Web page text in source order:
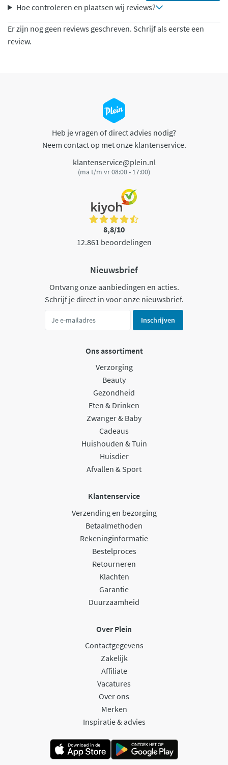
Hoe controleren en plaatsen wij reviews?
Er zijn nog geen reviews geschreven. Schrijf als eerste een
review.
Heb je vragen of direct advies nodig?
Neem contact op met onze klantenservice.
klantenservice@plein.nl
(ma t/m vr 08:00 - 17:00)
8,8/10
12.861 beoordelingen
Nieuwsbrief
Ontvang onze aanbiedingen en acties.
Schrijf je direct in voor onze nieuwsbrief.
Inschrijven
Ons assortiment
Verzorging
Beauty
Gezondheid
Eten & Drinken
Zwanger & Baby
Cadeaus
Huishouden & Tuin
Huisdier
Afvallen & Sport
Klantenservice
Verzending en bezorging
Betaalmethoden
Rekeninginformatie
Bestelproces
Retourneren
Klachten
Garantie
Duurzaamheid
Over Plein
Contactgegevens
Zakelijk
Affiliate
Vacatures
Over ons
Merken
Inspiratie & advies